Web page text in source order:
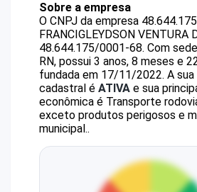
Sobre a empresa
O CNPJ da empresa 48.644.175
FRANCIGLEYDSON VENTURA
48.644.175/0001-68. Com
RN, possui 3 anos, 8 meses e
fundada em 17/11/2022. A
cadastral é ATIVA e sua
econômica é Transporte
exceto produtos perigosos e
municipal..